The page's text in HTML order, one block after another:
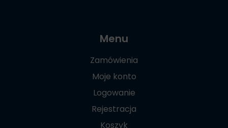
Menu
Zamówienia
Moje konto
Logowanie
Rejestracja
Koszyk